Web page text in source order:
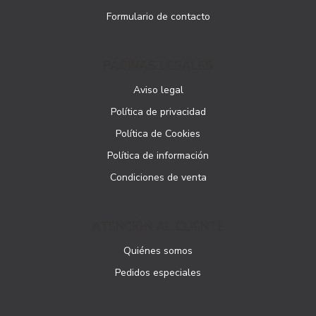
Formulario de contacto
Aviso legal
Política de privacidad
Política de Cookies
Política de información
Condiciones de venta
Quiénes somos
Pedidos especiales